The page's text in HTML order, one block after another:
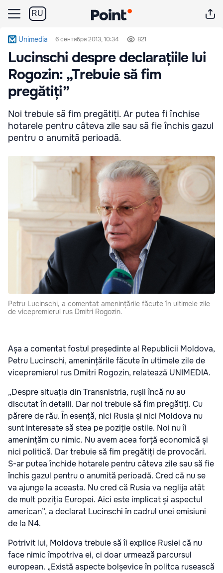
RU
Unimedia 6 сентября 2013, 10:34 821
Lucinschi despre declarațiile lui
Rogozin: „Trebuie să fim
pregătiți”
Noi trebuie să fim pregătiți. Ar putea fi închise
hotarele pentru câteva zile sau să fie închis gazul
pentru o anumită perioadă.
Petru Lucinschi, a comentat amenințările făcute în ultimele zile
de vicepremierul rus Dmitri Rogozin.
Așa a comentat fostul președinte al Republicii Moldova,
Petru Lucinschi, amenințările făcute în ultimele zile de
vicepremierul rus Dmitri Rogozin, relatează UNIMEDIA.
„Despre situația din Transnistria, rușii încă nu au
discutat în detalii. Dar noi trebuie să fim pregătiți. Cu
părere de rău. În esență, nici Rusia și nici Moldova nu
sunt interesate să stea pe poziție ostile. Noi nu îi
amenințăm cu nimic. Nu avem acea forță economică și
nici politică. Dar trebuie să fim pregătiți de provocări.
S-ar putea închide hotarele pentru câteva zile sau să fie
închis gazul pentru o anumită perioadă. Cred că nu se
va ajunge la aceasta. Nu cred că Rusia va neglija atât
de mult poziția Europei. Aici este implicat și aspectul
american”, a declarat Lucinschi în cadrul unei emisiuni
de la N4.
Potrivit lui, Moldova trebuie să îi explice Rusiei că nu
face nimic împotriva ei, ci doar urmează parcursul
european. „Există aspecte bolșevice în politca rusească